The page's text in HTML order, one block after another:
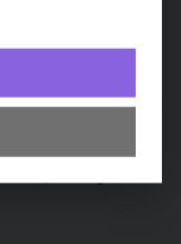
nabídne
městečko, které